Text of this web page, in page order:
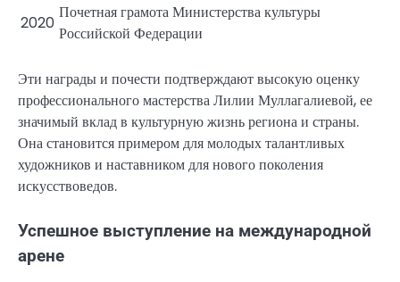
2020
Почетная грамота Министерства культуры
Российской Федерации
Эти награды и почести подтверждают высокую оценку
профессионального мастерства Лилии Муллагалиевой, ее
значимый вклад в культурную жизнь региона и страны.
Она становится примером для молодых талантливых
художников и наставником для нового поколения
искусствоведов.
Успешное выступление на международной
арене